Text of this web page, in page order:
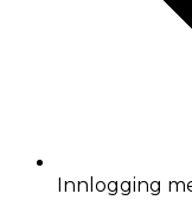
Innlogging